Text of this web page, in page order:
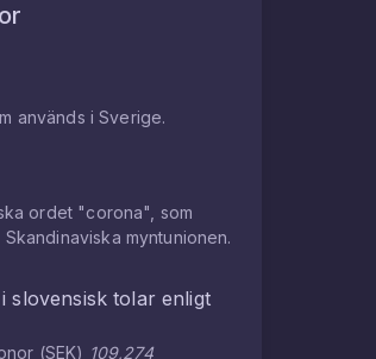
används i Sverige.
ordet "corona", som
myntunionen.
islovensisk tolarenligt
(SEK) 109,274